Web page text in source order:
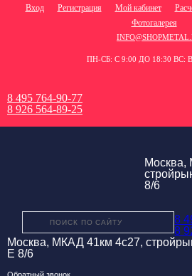
Вход Регистрация Мой кабинет
Фотогалерея
ПН-СБ: С 9:00 ДО 18:30
8 495 764-90-77
8 926 564-89-25
Москва,
8/6
8
8
Москва, МКАД 41км 4с27,
Е 8/6